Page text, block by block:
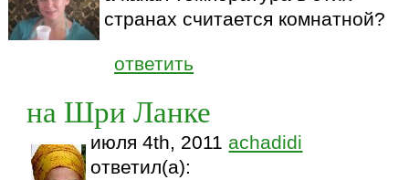
странах считается комнатной?
ответить
на Шри Ланке
июля 4th, 2011 achadidi
ответил(а):